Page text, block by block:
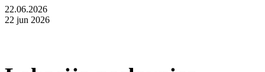
22.06.2026
22 jun 2026